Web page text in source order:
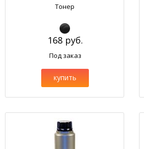
Тонер
168 руб.
Под заказ
купить